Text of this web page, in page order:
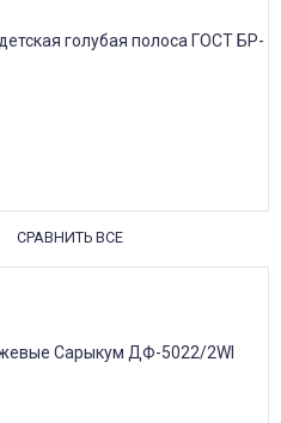
СРАВНИТЬ ВСЕ